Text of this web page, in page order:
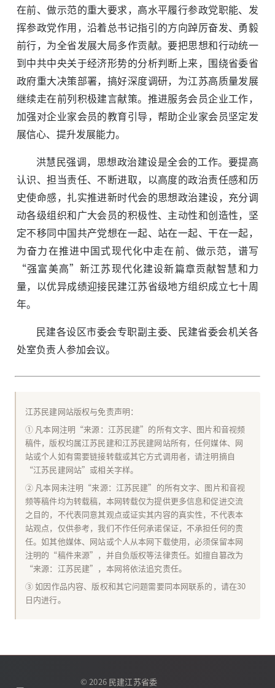
在前、做示范的重大要求，高水平履行参政党职能、发
挥参政党作用，沿着总书记指引的方向踔厉奋发、勇毅
前行，为全省发展大局多作贡献。要把思想和行动统一
到中共中央关于经济形势的分析判断上来，围绕省委省
政府重大决策部署，搞好深度调研，为江苏高质量发展
继续走在前列积极建言献策。推进服务会员企业工作，
加强对企业家会员的教育引导，帮助企业家会员坚定发
展信心、提升发展能力。
洪慧民强调，思想政治建设是全会的工作。要提高
认识、担当责任、不断进取，以高度的政治责任感和历
史使命感，扎实推进新时代会的思想政治建设，充分调
动各级组织和广大会员的积极性、主动性和创造性，坚
定不移同中国共产党想在一起、站在一起、干在一起，
为奋力在推进中国式现代化中走在前、做示范，谱写
“强富美高”新江苏现代化建设新篇章贡献智慧和力
量，以优异成绩迎接民建江苏省级地方组织成立七十周
年。
民建各设区市委会专职副主委、民建省委会机关各
处室负责人参加会议。
江苏民建网站版权与免责声明：
① 凡本网注明“来源：江苏民建”的所有文字、图片和音视频
稿件，版权均属江苏民建和江苏民建网站所有，任何媒体、网
站或个人如有需要链接转载或其它方式调用者，请注明摘自
“江苏民建网站”或相关字样。
② 凡本网未注明“来源：江苏民建”的所有文字、图片和音视
频等稿件均为转载稿，本网转载仅为提供更多信息和促进交流
之目的，不代表同意其观点或证实其内容的真实性，不代表本
站观点，仅供参考，我们不作任何承诺保证，不承担任何的责
任。如其他媒体、网站或个人从本网下载使用，必须保留本网
注明的“稿件来源”，并自负版权等法律责任。如擅自篡改为
“来源：江苏民建”，本网将依法追究责任。
③ 如因作品内容、版权和其它问题需要同本网联系的，请在30
日内进行。
© 2026 民建江苏省委